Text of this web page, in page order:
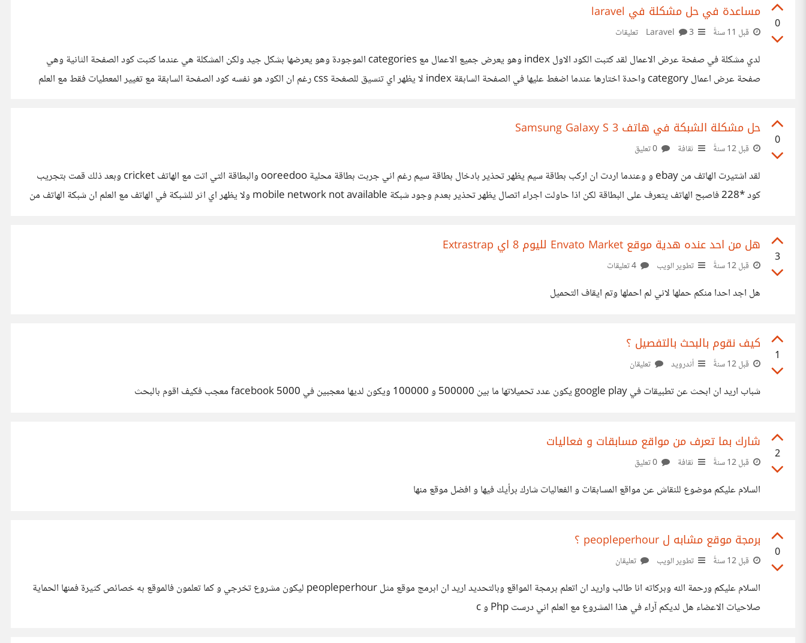
0
مساعدة في حل مشكلة في laravel
قبل 11 سنةً 3 تعليقات
لدي مشكلة في صفحة عرض الاعمال لقد كتبت الكود الاول index وهو يعرض جميع الاعمال مع categories الموجودة وهو يعرضها بشكل جيد ولكن المشكلة هي عندما كتبت كود الصفحة الثانية وهي
صفحة عرض اعمال category واحدة اختارها عندما اضغط عليها في الصفحة السابقة index لا يظهر اي تنسيق للصغحة css رغم ان الكود هو نفسه كود الصفحة السابقة مع تغيير المعطيات فقط مع العلم
0
حل مشكلة الشبكة في هاتف 3 Samsung Galaxy S
قبل 12 سنةً ثقافة
لقد اشتيرت الهاتف من ebay و وعندما اردت ان اركب بطاقة سيم يظهر تحذير بادخال بطاقة سيم رغم اني جربت بطاقة محلية ooreedoo والبطاقة التي اتت مع الهاتف cricket وبعد ذلك قمت بتجريب
كود *228 فاصبح الهاتف يتعرف على البطاقة لكن اذا حاولت اجراء اتصال يظهر تحذير بعدم وجود شبكة mobile network not available ولا يظهر اي اثر للشبكة في الهاتف مع العلم ان شبكة الهاتف من
3
هل من احد عنده هدية موقع Envato Market لليوم 8 اي Extrastrap
قبل 12 سنةً تطوير الويب
هل اجد احدا منكم حملها لاني لم احملها وتم ايقاف التحميل
1
كيف نقوم بالبحث بالتفصيل ؟
قبل 12 سنةً أندرويد تعليقان
شباب اريد ان ابحث عن تطبيقات في google play يكون عدد تحميلاتها ما بين 500000 و 100000 ويكون لديها معجبين في facebook 5000 معجب فكيف اقوم بالبحث
2
شارك بما تعرف من مواقع مسابقات و فعاليات
قبل 12 سنةً ثقافة
السلام عليكم موضوع للنقاش عن مواقع المسابقات و الفعاليات شارك برأيك فيها و افضل موقع منها
0
برمجة موقع مشابه ل peopleperhour ؟
قبل 12 سنةً تطوير الويب تعليقان
السلام عليكم ورحمة الله وبركاته انا طالب واريد ان اتعلم برمجة المواقع وبالتحديد اريد ان ابرمج موقع مثل peopleperhour ليكون مشروع تخرجي و كما تعلمون فالموقع به خصائص كثيرة فمنها الحماية
صلاحيات الاعضاء هل لديكم آراء في هذا المشروع مع العلم اني درست Php و c